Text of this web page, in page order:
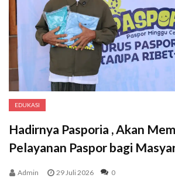
EDUKASI
Hadirnya Pasporia , Akan
Pelayanan Paspor bagi
Admin 29 Juli 2026 0